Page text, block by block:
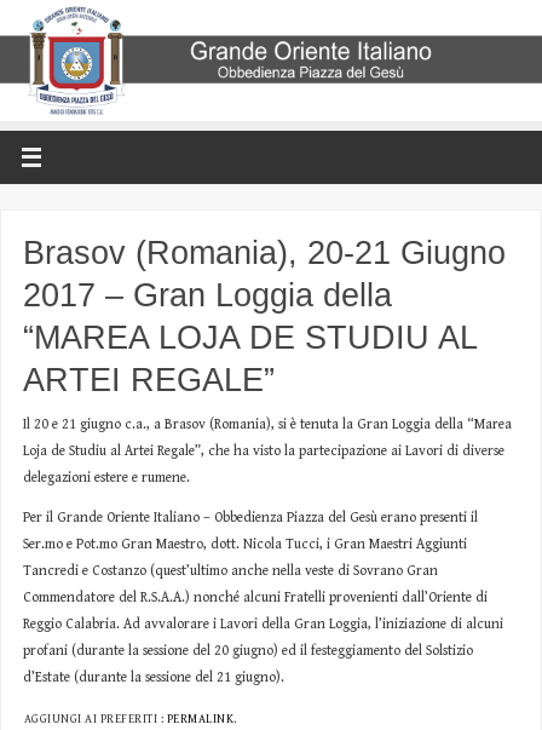
Brasov (Romania), 20-21 Giugno
2017 – Gran Loggia della
“MAREA LOJA DE STUDIU AL
ARTEI REGALE”
Il 20 e 21 giugno c.a., a Brasov (Romania), si è tenuta la Gran Loggia della “Marea
Loja de Studiu al Artei Regale”, che ha visto la partecipazione ai Lavori di diverse
delegazioni estere e rumene.
Per il Grande Oriente Italiano – Obbedienza Piazza del Gesù erano presenti il
Ser.mo e Pot.mo Gran Maestro, dott. Nicola Tucci, i Gran Maestri Aggiunti
Tancredi e Costanzo (quest’ultimo anche nella veste di Sovrano Gran
Commendatore del R.S.A.A.) nonché alcuni Fratelli provenienti dall’Oriente di
Reggio Calabria. Ad avvalorare i Lavori della Gran Loggia, l’iniziazione di alcuni
profani (durante la sessione del 20 giugno) ed il festeggiamento del Solstizio
d’Estate (durante la sessione del 21 giugno).
AGGIUNGI AI PREFERITI : PERMALINK.